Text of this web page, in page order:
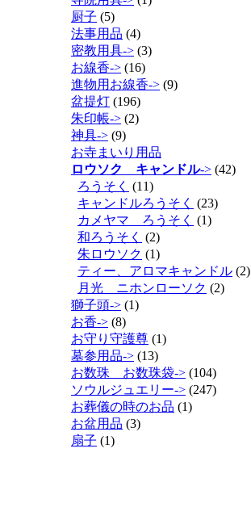
厨子 (5)
法事用品 (4)
密教用具-> (3)
お線香-> (16)
進物用お線香-> (9)
盆提灯 (196)
朱印帳-> (2)
神具-> (9)
お寺まいり用品
ロウソク キャンドル-> (42)
ろうそく (11)
キャンドルろうそく (23)
カメヤマ ろうそく (1)
和ろうそく (2)
朱ロウソク (1)
ティー、アロマキャンドル (2)
月光 ニホンローソク (2)
獅子頭-> (1)
お香-> (8)
お守り守護尊 (1)
墓参用品-> (13)
お数珠 お数珠袋-> (104)
ソウルジュエリー-> (247)
お葬儀の時のお品 (1)
お盆用品 (3)
扇子 (1)